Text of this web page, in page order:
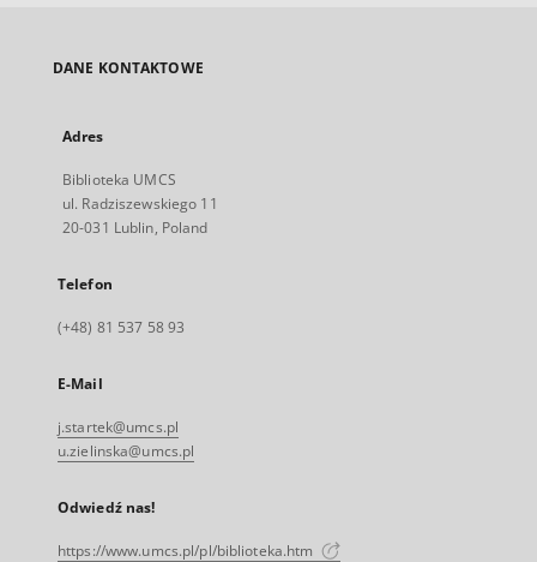
DANE KONTAKTOWE
Adres
Biblioteka UMCS
ul. Radziszewskiego 11
20-031 Lublin, Poland
Telefon
(+48) 81 537 58 93
E-Mail
j.startek@umcs.pl
u.zielinska@umcs.pl
Odwiedź nas!
https://www.umcs.pl/pl/biblioteka.htm